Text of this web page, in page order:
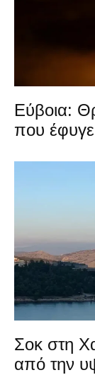
Εύβοια:
που
Σοκ στη
από την